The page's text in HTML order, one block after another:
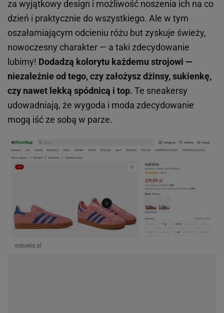
za wyjątkowy design i możliwość noszenia ich na co
dzień i praktycznie do wszystkiego. Ale w tym
oszałamiającym odcieniu różu but zyskuje świeży,
nowoczesny charakter — a taki zdecydowanie
lubimy! Dodadzą kolorytu każdemu strojowi —
niezależnie od tego, czy założysz dżinsy, sukienkę,
czy nawet lekką spódnicą i top. Te sneakersy
udowadniają, że wygoda i moda zdecydowanie
mogą iść ze sobą w parze.
eobuwie.pl